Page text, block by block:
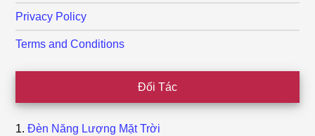
Privacy Policy
Terms and Conditions
Đối Tác
Đèn Năng Lượng Mặt Trời